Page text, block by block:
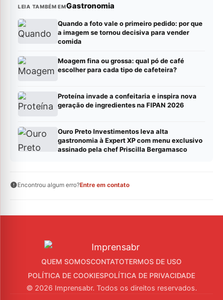
LEIA TAMBÉM EMGastronomia
Quando a foto vale o primeiro pedido: por que
a imagem se tornou decisiva para vender
comida
Moagem fina ou grossa: qual pó de café
escolher para cada tipo de cafeteira?
Proteína invade a confeitaria e inspira nova
geração de ingredientes na FIPAN 2026
Ouro Preto Investimentos leva alta
gastronomia à Expert XP com menu exclusivo
assinado pela chef Priscilla Bergamasco
Encontrou algum erro?Entre em contato
QUEM SOMOSCONTATOTERMOS DE USO
POLÍTICA DE COOKIESPOLÍTICA DE PRIVACIDADE
© 2026 Imprensabr. Todos os direitos reservados.